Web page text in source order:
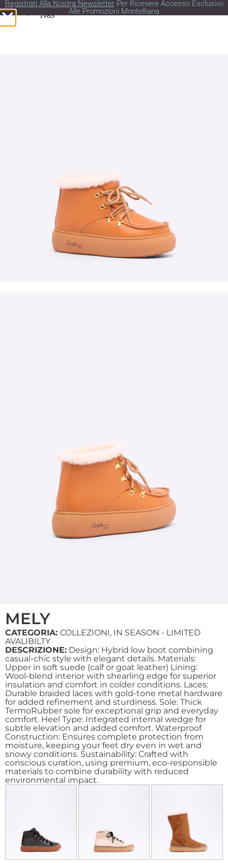
MELY
CATEGORIA: COLLEZIONI, IN SEASON - LIMITED
AVALIBILTY
DESCRIZIONE: Design: Hybrid low boot combining
casual-chic style with elegant details. Materials:
Upper in soft suede (calf or goat leather) Lining:
Wool-blend interior with shearling edge for superior
insulation and comfort in colder conditions. Laces:
Durable braided laces with gold-tone metal hardware
for added refinement and sturdiness. Sole: Thick
TermoRubber sole for exceptional grip and everyday
comfort. Heel Type: Integrated internal wedge for
subtle elevation and added comfort. Waterproof
Construction: Ensures complete protection from
moisture, keeping your feet dry even in wet and
snowy conditions. Sustainability: Crafted with
conscious curation, using premium, eco-responsible
materials to combine durability with reduced
environmental impact.
Registrati Alla Nostra NewsletterPer Ricevere Accesso Esclusivo
Alle Promozioni Montelliana